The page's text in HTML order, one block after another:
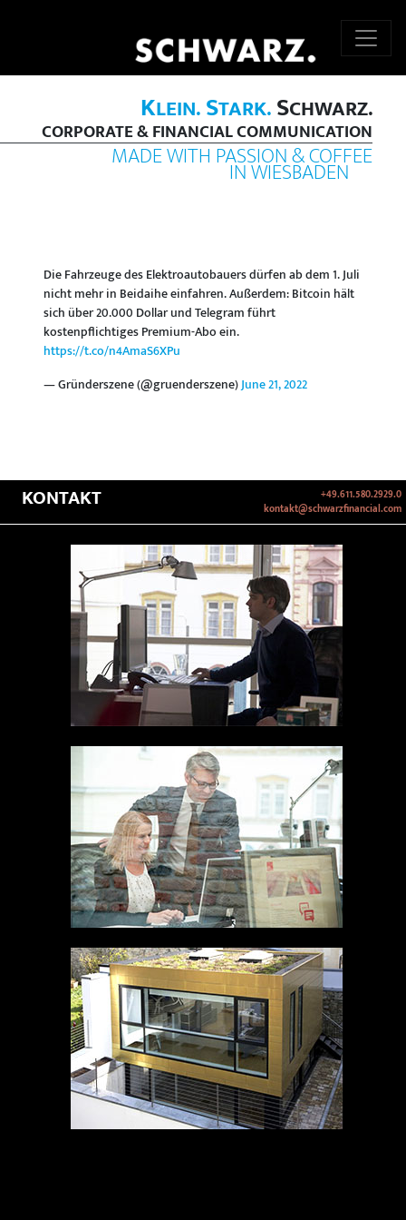
KLEIN.STARK.SCHWARZ.
CORPORATE & FINANCIAL COMMUNICATION
MADE WITH PASSION & COFFEE
IN WIESBADEN
Die Fahrzeuge des Elektroautobauers dürfen ab dem 1. Juli
nicht mehr in Beidaihe einfahren. Außerdem: Bitcoin hält
sich über 20.000 Dollar und Telegram führt
kostenpflichtiges Premium-Abo ein.
https://t.co/n4AmaS6XPu
— Gründerszene (@gruenderszene)June 21, 2022
KONTAKT
+49.611.580.2929.0
kontakt@schwarzfinancial.com